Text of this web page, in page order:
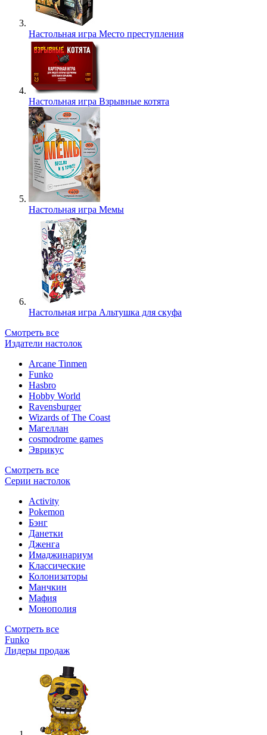
Настольная игра Место преступления
Настольная игра Взрывные котята
Настольная игра Мемы
Настольная игра Альтушка для скуфа
Смотреть все
Издатели настолок
Arcane Tinmen
Funko
Hasbro
Hobby World
Ravensburger
Wizards of The Coast
Магеллан
сosmodrome games
Эврикус
Смотреть все
Серии настолок
Activity
Pokemon
Бэнг
Данетки
Дженга
Имаджинариум
Классические
Колонизаторы
Манчкин
Мафия
Монополия
Смотреть все
Funko
Лидеры продаж